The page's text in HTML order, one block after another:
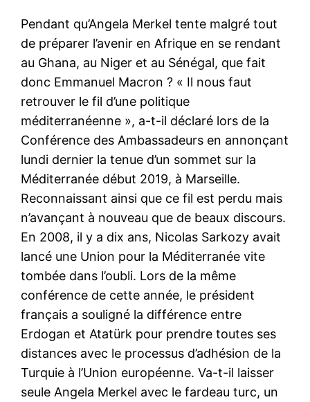
Pendant qu’Angela Merkel tente malgré tout
de préparer l’avenir en Afrique en se rendant
au Ghana, au Niger et au Sénégal, que fait
donc Emmanuel Macron ? « Il nous faut
retrouver le fil d’une politique
méditerranéenne », a-t-il déclaré lors de la
Conférence des Ambassadeurs en annonçant
lundi dernier la tenue d’un sommet sur la
Méditerranée début 2019, à Marseille.
Reconnaissant ainsi que ce fil est perdu mais
n’avançant à nouveau que de beaux discours.
En 2008, il y a dix ans, Nicolas Sarkozy avait
lancé une Union pour la Méditerranée vite
tombée dans l’oubli. Lors de la même
conférence de cette année, le président
français a souligné la différence entre
Erdogan et Atatürk pour prendre toutes ses
distances avec le processus d’adhésion de la
Turquie à l’Union européenne. Va-t-il laisser
seule Angela Merkel avec le fardeau turc, un